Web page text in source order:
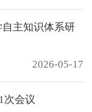
自主知识体系研
2026-05-17
次会议